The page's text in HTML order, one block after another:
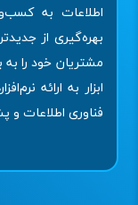
اطلاعات به
بهره‌گیری از
مشتریان خود را
ابزار به ارائه
فناوری اطلاعات و